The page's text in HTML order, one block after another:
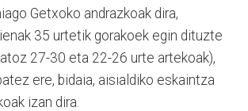
Getxoko andrazkoak dira,
35 urtetik gorakoek egin dituzte
27-30 eta 22-26 urte artekoak),
ere, bidaia, aisialdiko eskaintza
izan dira.